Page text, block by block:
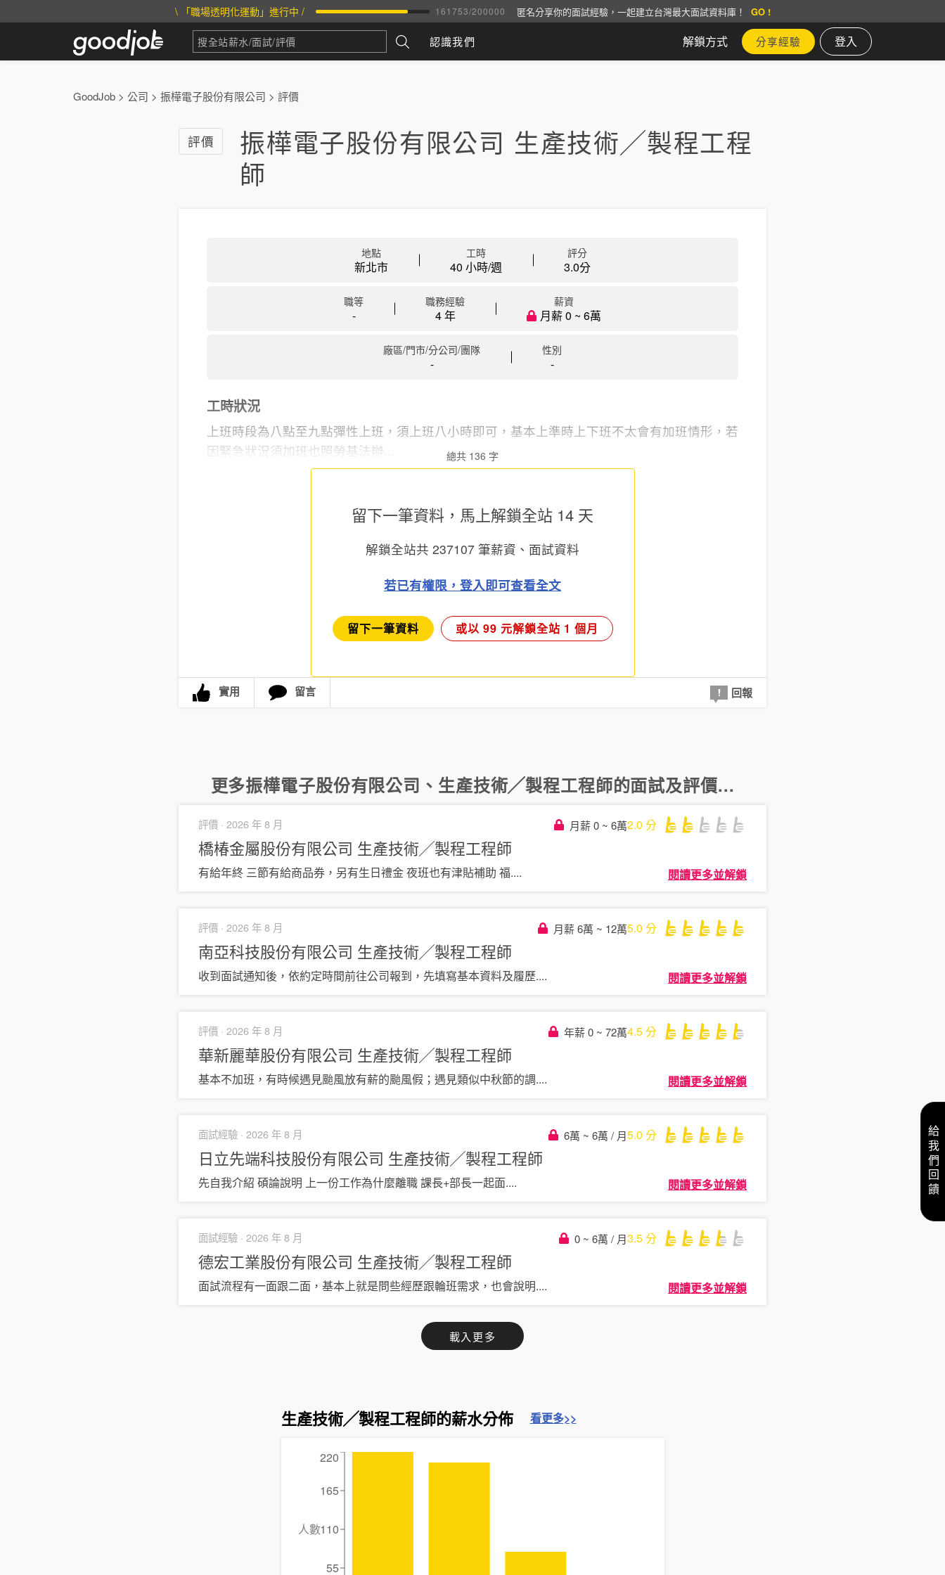
\ 「職場透明化運動」進行中 / 161753/200000 匿名分享你的面試經驗，一起建立台灣最大面試資料庫！ GO !
認識我們 解鎖方式 分享經驗 登入
GoodJob > 公司 > 振樺電子股份有限公司 > 評價
評價
振樺電子股份有限公司 生產技術╱製程工程
師
地點
新北市
工時
40 小時/週
評分
3.0分
職等
-
職務經驗
4 年
薪資
月薪 0 ~ 6萬
廠區/門市/分公司/團隊
-
性別
-
工時狀況
上班時段為八點至九點彈性上班，須上班八小時即可，基本上準時上下班不太會有加班情形，若
因緊急狀況須加班也照勞基法辦...
總共 136 字
留下一筆資料，馬上解鎖全站 14 天
解鎖全站共 237107 筆薪資、面試資料
若已有權限，登入即可查看全文
留下一筆資料 或以 99 元解鎖全站 1 個月
實用 留言 回報
更多振樺電子股份有限公司 、 生產技術╱製程工程師的面試及評價...
評價 · 2026 年 8 月 月薪 0 ~ 6萬2.0 分
橋椿金屬股份有限公司 生產技術╱製程工程師
有給年終 三節有給商品券，另有生日禮金 夜班也有津貼補助 福.... 閱讀更多並解鎖
評價 · 2026 年 8 月 月薪 6萬 ~ 12萬5.0 分
南亞科技股份有限公司 生產技術╱製程工程師
收到面試通知後，依約定時間前往公司報到，先填寫基本資料及履歷.... 閱讀更多並解鎖
評價 · 2026 年 8 月 年薪 0 ~ 72萬4.5分
華新麗華股份有限公司 生產技術╱製程工程師
基本不加班，有時候遇見颱風放有薪的颱風假；遇見類似中秋節的調.... 閱讀更多並解鎖
面試經驗 · 2026 年 8 月 6萬 ~ 6萬 / 月5.0 分
日立先端科技股份有限公司 生產技術╱製程工程師
先自我介紹 碩論說明 上一份工作為什麼離職 課長+部長一起面.... 閱讀更多並解鎖
面試經驗 · 2026 年 8 月 0 ~ 6萬 / 月3.5分
德宏工業股份有限公司 生產技術╱製程工程師
面試流程有一面跟二面，基本上就是問些經歷跟輪班需求，也會說明.... 閱讀更多並解鎖
載入更多
生產技術╱製程工程師的薪水分佈 看更多>>
55
110
165
220
人數
給我們回饋